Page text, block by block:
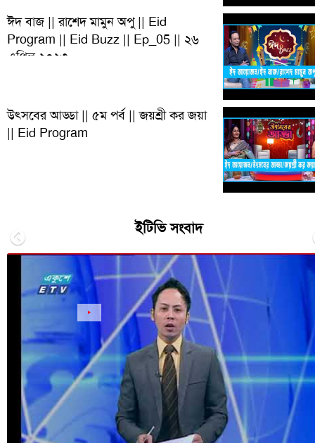
ঈদ বাজ || রাশেদ মামুন অপু || Eid
Program || Eid Buzz || Ep_05 || ২৬
এপ্রিল ২০২৩
উৎসবের আড্ডা || ৫ম পর্ব || জয়শ্রী কর জয়া
|| Eid Program
ইটিভি সংবাদ
Previous